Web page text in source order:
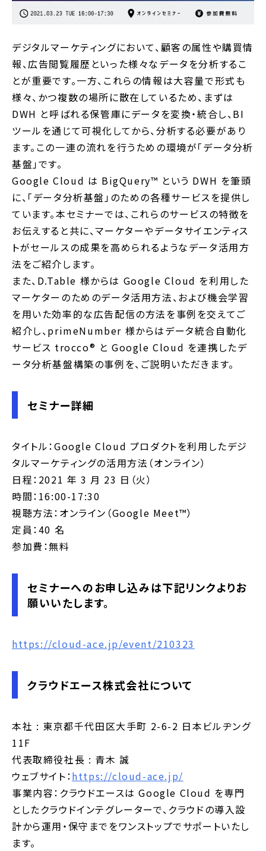
デジタルマーケティングにおいて、顧客の属性や購買情
報、広告閲覧履歴といった様々なデータを分析するこ
とが重要です。一方、これらの情報は大容量で形式も
様々、かつ複数の場所に散在しているため、まずは
DWH と呼ばれる保管庫にデータを変換・統合し、BI
ツールを通じて可視化してから、分析する必要があり
ます。この一連の流れを行うための環境が「データ分析
基盤」です。
Google Cloud は BigQuery™️ という DWH を筆頭
に、「データ分析基盤」のための各種サービスを提供し
ています。本セミナーでは、これらのサービスの特徴を
お伝えすると共に、マーケターやデータサイエンティス
トがセールスの成果を高められるようなデータ活用方
法をご紹介します。
また、D.Table 様からは Google Cloud を利用した
マーケターのためのデータ活用方法、および機会学習
を用いた効率的な広告配信の方法を事例を交えてご
紹介し、primeNumber 様からはデータ統合自動化
サービス trocco® と Google Cloud を連携したデ
ータ分析基盤構築の事例を、ご説明いただきます。
セミナー詳細
タイトル：Google Cloud プロダクトを利用したデジ
タルマーケティングの活用方法（オンライン）
日程：2021 年 3 月 23 日（火）
時間：16:00-17:30
視聴方法：オンライン（Google Meet™）
定員：40 名
参加費：無料
セミナーへのお申し込みは下記リンクよりお
願いいたします。
https://cloud-ace.jp/event/210323
クラウドエース株式会社について
本社 : 東京都千代田区大手町 2-6-2 日本ビルヂング
11F
代表取締役社長 : 青木 誠
ウェブサイト：https://cloud-ace.jp/
事業内容：クラウドエースは Google Cloud を専門
としたクラウドインテグレーターで、クラウドの導入設
計から運用・保守までをワンストップでサポートいたし
ます。